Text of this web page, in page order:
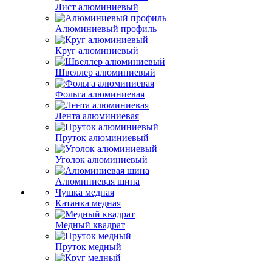
Лист алюминиевый
Алюминиевый профиль
Круг алюминиевый
Швеллер алюминиевый
Фольга алюминиевая
Лента алюминиевая
Пруток алюминиевый
Уголок алюминиевый
Алюминиевая шина
Чушка медная
Катанка медная
Медный квадрат
Пруток медный